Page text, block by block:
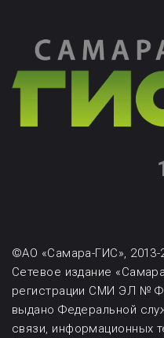
©АО «Самара-ГИС», 2013-
Сетевое издание
регистрации СМИ ЭЛ №
выдано Федеральной
связи, информационных